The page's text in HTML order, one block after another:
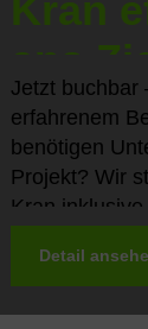
Kran
ans
Jetzt buchbar
erfahrenem
benötigen
Projekt? Wir
Kran
flexibel,
Detail